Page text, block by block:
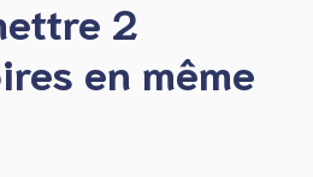
2
en même